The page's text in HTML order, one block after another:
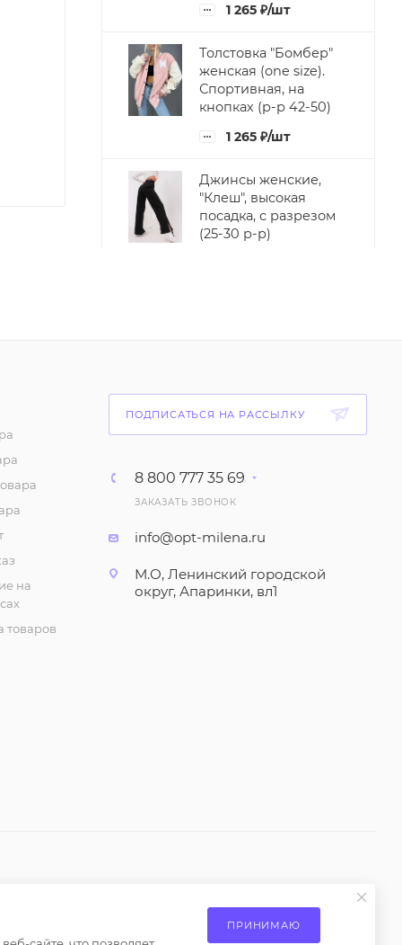
1 265 ₽/шт
Толстовка "Бомбер"
женская (one size).
Спортивная, на
кнопках (р-р 42-50)
1 265 ₽/шт
Джинсы женские,
"Клеш", высокая
посадка, с разрезом
(25-30 р-р)
Платье женское
"Комбинация",
бретелях. Миди, А-
силуэт (р-р 46-52)
женская.
Ассиметричная, с
Платье женское,
шифоновое. С
рукавами-фонариками.
на
товаров
ПОДПИСАТЬСЯ НА РАССЫЛКУ
8 800 777 35 69
ЗАКАЗАТЬ ЗВОНОК
info@opt-milena.ru
М.О, Ленинский городской
округ, Апаринки, вл1
пункта 2 статьи 437 Гражданского кодекса
ПРИНИМАЮ